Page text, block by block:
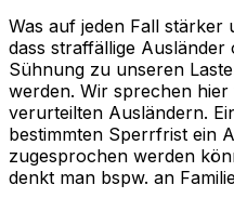
Was auf jeden Fall stärker
dass straffällige
Sühnung zu unseren
werden. Wir sprechen
verurteilten Ausländern.
bestimmten Sperrfrist ein
zugesprochen werden
denkt man bspw. an